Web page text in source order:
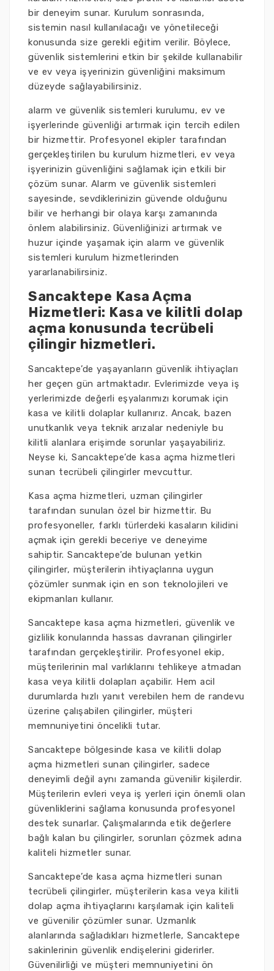
bir deneyim sunar. Kurulum sonrasında,
sistemin nasıl kullanılacağı ve yönetileceği
konusunda size gerekli eğitim verilir. Böylece,
güvenlik sistemlerini etkin bir şekilde kullanabilir
ve ev veya işyerinizin güvenliğini maksimum
düzeyde sağlayabilirsiniz.
alarm ve güvenlik sistemleri kurulumu, ev ve
işyerlerinde güvenliği artırmak için tercih edilen
bir hizmettir. Profesyonel ekipler tarafından
gerçekleştirilen bu kurulum hizmetleri, ev veya
işyerinizin güvenliğini sağlamak için etkili bir
çözüm sunar. Alarm ve güvenlik sistemleri
sayesinde, sevdiklerinizin güvende olduğunu
bilir ve herhangi bir olaya karşı zamanında
önlem alabilirsiniz. Güvenliğinizi artırmak ve
huzur içinde yaşamak için alarm ve güvenlik
sistemleri kurulum hizmetlerinden
yararlanabilirsiniz.
Sancaktepe Kasa Açma
Hizmetleri: Kasa ve kilitli dolap
açma konusunda tecrübeli
çilingir hizmetleri.
Sancaktepe’de yaşayanların güvenlik ihtiyaçları
her geçen gün artmaktadır. Evlerimizde veya iş
yerlerimizde değerli eşyalarımızı korumak için
kasa ve kilitli dolaplar kullanırız. Ancak, bazen
unutkanlık veya teknik arızalar nedeniyle bu
kilitli alanlara erişimde sorunlar yaşayabiliriz.
Neyse ki, Sancaktepe’de kasa açma hizmetleri
sunan tecrübeli çilingirler mevcuttur.
Kasa açma hizmetleri, uzman çilingirler
tarafından sunulan özel bir hizmettir. Bu
profesyoneller, farklı türlerdeki kasaların kilidini
açmak için gerekli beceriye ve deneyime
sahiptir. Sancaktepe’de bulunan yetkin
çilingirler, müşterilerin ihtiyaçlarına uygun
çözümler sunmak için en son teknolojileri ve
ekipmanları kullanır.
Sancaktepe kasa açma hizmetleri, güvenlik ve
gizlilik konularında hassas davranan çilingirler
tarafından gerçekleştirilir. Profesyonel ekip,
müşterilerinin mal varlıklarını tehlikeye atmadan
kasa veya kilitli dolapları açabilir. Hem acil
durumlarda hızlı yanıt verebilen hem de randevu
üzerine çalışabilen çilingirler, müşteri
memnuniyetini öncelikli tutar.
Sancaktepe bölgesinde kasa ve kilitli dolap
açma hizmetleri sunan çilingirler, sadece
deneyimli değil aynı zamanda güvenilir kişilerdir.
Müşterilerin evleri veya iş yerleri için önemli olan
güvenliklerini sağlama konusunda profesyonel
destek sunarlar. Çalışmalarında etik değerlere
bağlı kalan bu çilingirler, sorunları çözmek adına
kaliteli hizmetler sunar.
Sancaktepe’de kasa açma hizmetleri sunan
tecrübeli çilingirler, müşterilerin kasa veya kilitli
dolap açma ihtiyaçlarını karşılamak için kaliteli
ve güvenilir çözümler sunar. Uzmanlık
alanlarında sağladıkları hizmetlerle, Sancaktepe
sakinlerinin güvenlik endişelerini giderirler.
Güvenilirliği ve müşteri memnuniyetini ön